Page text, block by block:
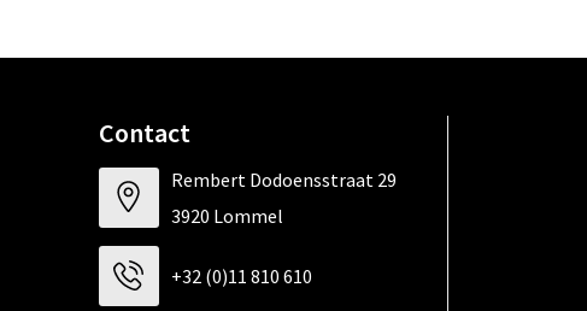
Contact
Rembert Dodoensstraat 29
3920 Lommel
+32 (0)11 810 610